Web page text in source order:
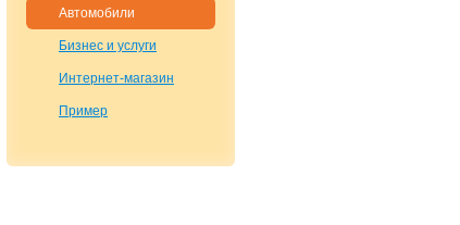
Автомобили
Бизнес и услуги
Интернет-магазин
Пример